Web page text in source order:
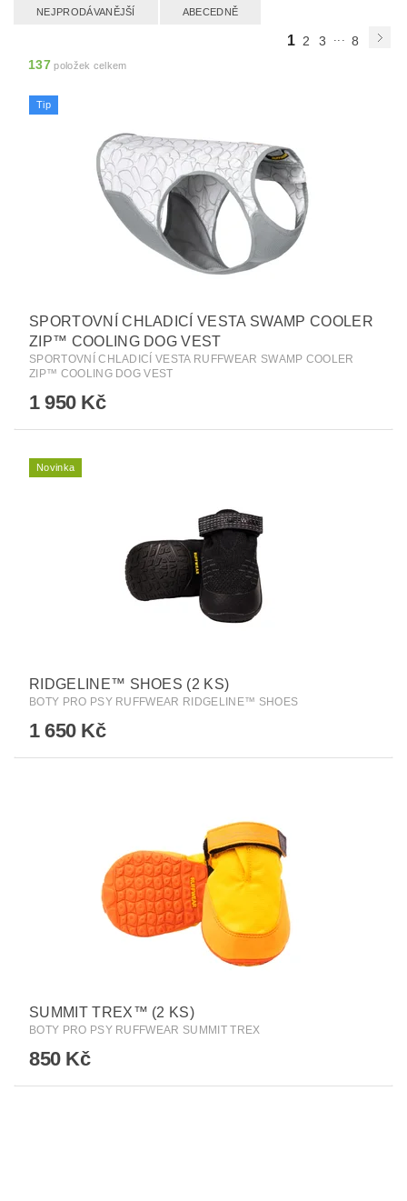
NEJPRODÁVANĚJŠÍ ABECEDNĚ
1 2 3 ... 8
137 položek celkem
Tip
SPORTOVNÍ CHLADICÍ VESTA SWAMP COOLER
ZIP™ COOLING DOG VEST
SPORTOVNÍ CHLADICÍ VESTA RUFFWEAR SWAMP COOLER
ZIP™ COOLING DOG VEST
1 950 Kč
Novinka
RIDGELINE™ SHOES (2 KS)
BOTY PRO PSY RUFFWEAR RIDGELINE™ SHOES
1 650 Kč
SUMMIT TREX™ (2 KS)
BOTY PRO PSY RUFFWEAR SUMMIT TREX
850 Kč